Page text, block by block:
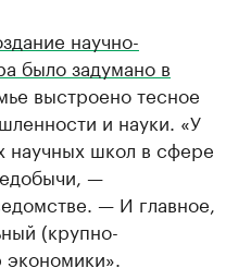
научно-
было задумано в
выстроено тесное
и науки. «У
научных школ в сфере
—
— И главное,
(крупно-